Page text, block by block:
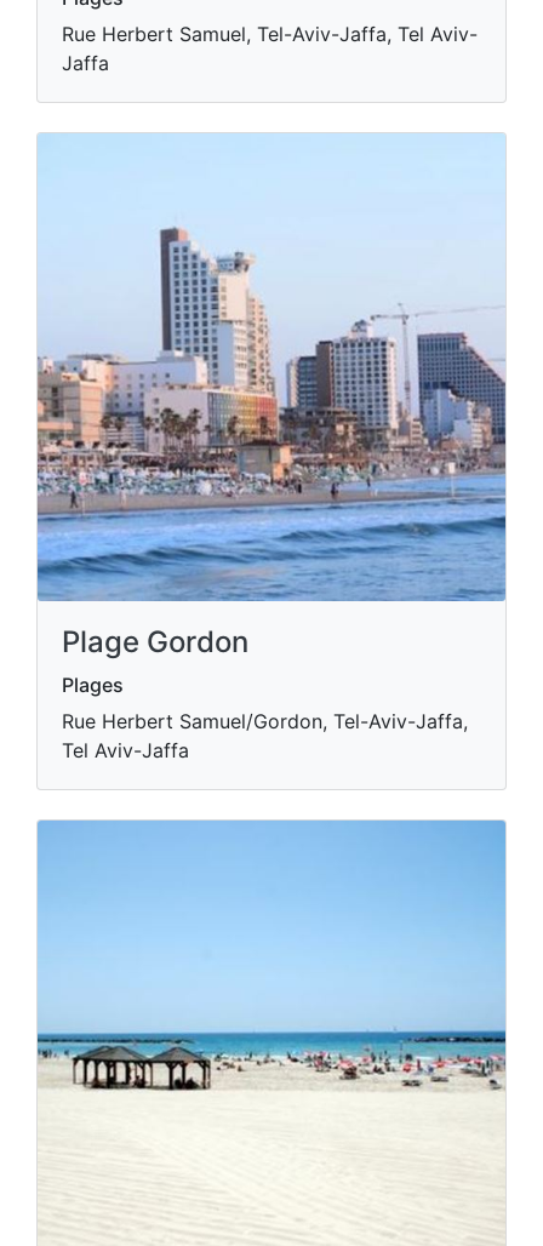
Rue Herbert Samuel, Tel-Aviv-Jaffa, Tel Aviv-
Jaffa
Plage Gordon
Plages
Rue Herbert Samuel/Gordon, Tel-Aviv-Jaffa,
Tel Aviv-Jaffa